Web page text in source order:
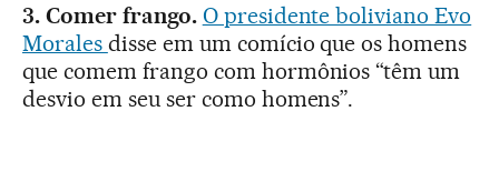
3. Comer frango. O presidente boliviano Evo
Morales disse em um comício que os homens
que comem frango com hormônios “têm um
desvio em seu ser como homens”.